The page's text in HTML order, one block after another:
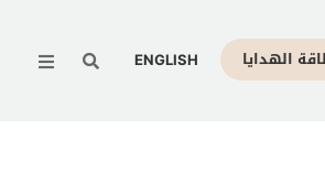
الهدايا ENGLISH
Menu